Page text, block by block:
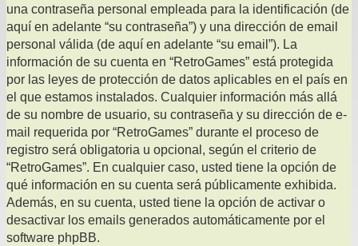
una contraseña personal empleada para la identificación (de
aquí en adelante “su contraseña”) y una dirección de email
personal válida (de aquí en adelante “su email”). La
información de su cuenta en “RetroGames” está protegida
por las leyes de protección de datos aplicables en el país en
el que estamos instalados. Cualquier información más allá
de su nombre de usuario, su contraseña y su dirección de e-
mail requerida por “RetroGames” durante el proceso de
registro será obligatoria u opcional, según el criterio de
“RetroGames”. En cualquier caso, usted tiene la opción de
qué información en su cuenta será públicamente exhibida.
Además, en su cuenta, usted tiene la opción de activar o
desactivar los emails generados automáticamente por el
software phpBB.